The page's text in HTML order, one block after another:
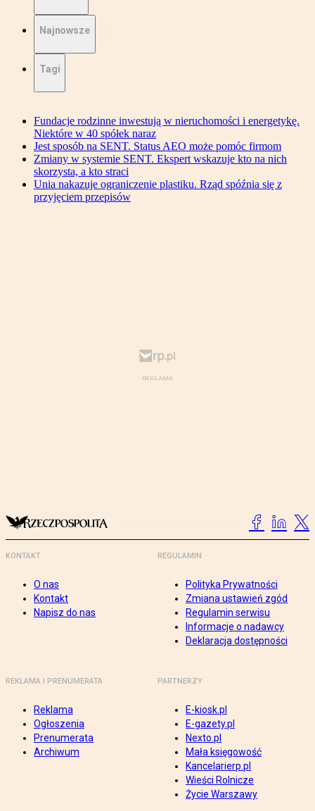
Najnowsze
Tagi
Fundacje rodzinne inwestują w nieruchomości i energetykę.
Niektóre w 40 spółek naraz
Jest sposób na SENT. Status AEO może pomóc firmom
Zmiany w systemie SENT. Ekspert wskazuje kto na nich
skorzysta, a kto straci
Unia nakazuje ograniczenie plastiku. Rząd spóźnia się z
przyjęciem przepisów
KONTAKT
O nas
Kontakt
Napisz do nas
REGULAMIN
Polityka Prywatności
Zmiana ustawień zgód
Regulamin serwisu
Informacje o nadawcy
Deklaracja dostępności
REKLAMA I PRENUMERATA
Reklama
Ogłoszenia
Prenumerata
Archiwum
PARTNERZY
E-kiosk.pl
E-gazety.pl
Nexto.pl
Mała księgowość
Kancelarierp.pl
Wieści Rolnicze
Życie Warszawy